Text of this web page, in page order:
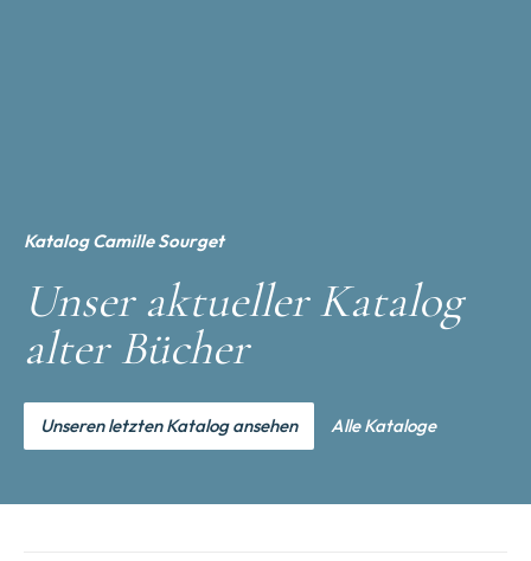
Katalog Camille Sourget
Unser aktueller Katalog
alter Bücher
Unseren letzten Katalog ansehen Alle Kataloge